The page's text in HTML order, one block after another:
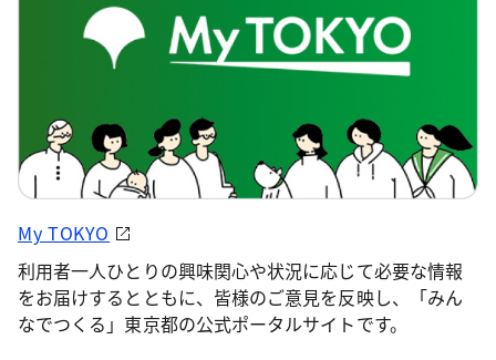
My TOKYO
利用者一人ひとりの興味関心や状況に応じて必要な情報
をお届けするとともに、皆様のご意見を反映し、「みん
なでつくる」東京都の公式ポータルサイトです。